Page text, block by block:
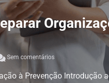
Sem comentários
à Prevenção Introdução